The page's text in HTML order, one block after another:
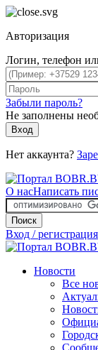
Авторизация
Логин, телефон
Забыли пароль?
Не заполнены
Вход
Нет аккаунта?
О насНаписать
Поиск
Вход / регистрация
Новости
Все